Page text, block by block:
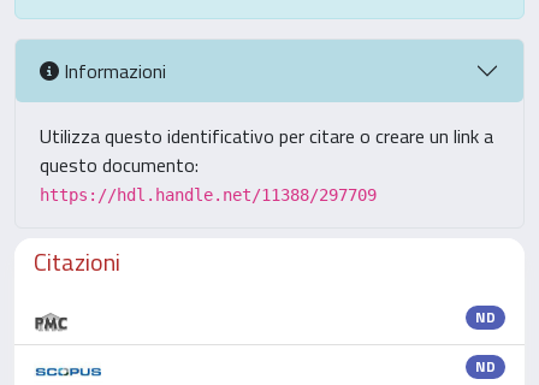
Informazioni
Utilizza questo identificativo per citare o creare un link a
questo documento:
https://hdl.handle.net/11388/297709
Citazioni
ND
ND